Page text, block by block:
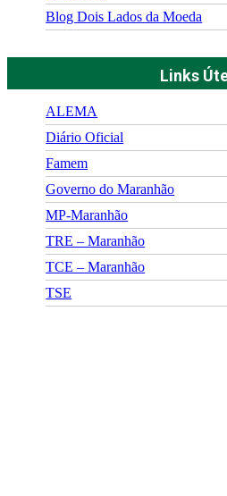
Blog Dois Lados da Moeda
Links
ALEMA
Diário Oficial
Famem
Governo do Maranhão
MP-Maranhão
TRE – Maranhão
TCE – Maranhão
TSE